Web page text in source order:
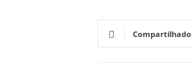
Compartilhado